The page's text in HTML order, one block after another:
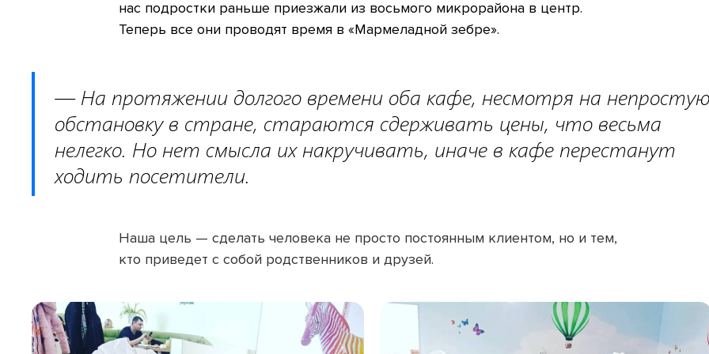
нас подростки раньше приезжали из восьмого микрорайона в центр.
Теперь все они проводят время в «Мармеладной зебре».
— На протяжении долгого времени оба кафе, несмотря на
обстановку в стране, стараются сдерживать цены, что весьма
нелегко. Но нет смысла их накручивать, иначе в кафе перестанут
ходить посетители.
Наша цель — сделать человека не просто постоянным клиентом, но и тем,
кто приведет с собой родственников и друзей.